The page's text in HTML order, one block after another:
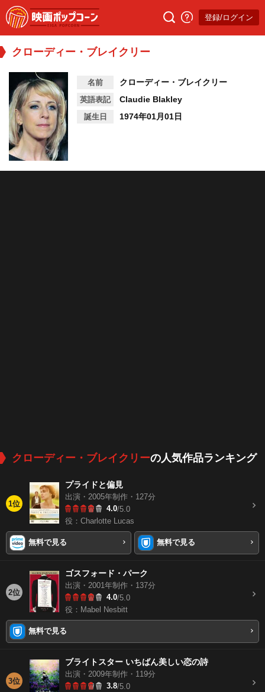
登録/ログイン
クローディー・ブレイクリー
名前 クローディー・ブレイクリー
英語表記 Claudie Blakley
誕生日 1974年01月01日
クローディー・ブレイクリーの人気作品ランキング
1位
プライドと偏見
出演・2005年制作・127分
4.0/5.0
役：Charlotte Lucas
無料で見る 無料で見る
2位
ゴスフォード・パーク
出演・2001年制作・137分
4.0/5.0
役：Mabel Nesbitt
無料で見る
3位
ブライトスター いちばん美しい恋の詩
出演・2009年制作・119分
3.8/5.0